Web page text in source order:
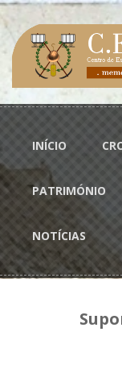
Passar para o
Menu
INÍCIO
PATRIMÓNIO
NOTÍCIAS